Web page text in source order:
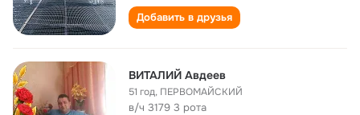
Добавить в друзья
ВИТАЛИЙ Авдеев
51 год, ПЕРВОМАЙСКИЙ
в/ч 3179 3 рота